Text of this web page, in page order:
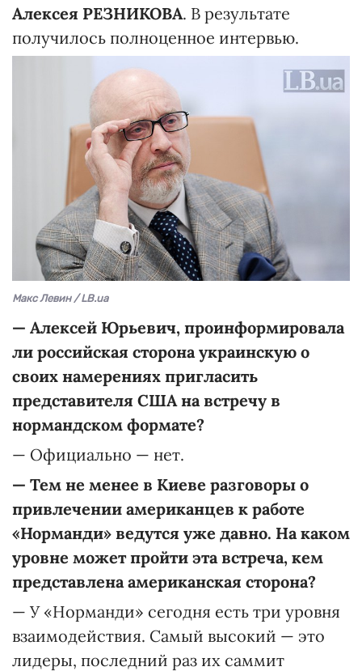
Алексея РЕЗНИКОВА. В результате
получилось полноценное интервью.
Макс Левин / LB.ua
— Алексей Юрьевич, проинформировала
ли российская сторона украинскую о
своих намерениях пригласить
представителя США на встречу в
нормандском формате?
— Официально — нет.
— Тем не менее в Киеве разговоры о
привлечении американцев к работе
«Норманди» ведутся уже давно. На каком
уровне может пройти эта встреча, кем
представлена американская сторона?
— У «Норманди» сегодня есть три уровня
взаимодействия. Самый высокий — это
лидеры, последний раз их саммит